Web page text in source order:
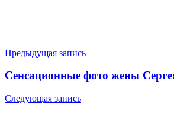
Навигация
по
Предыдущая запись
Сенсационные фото жены
Следующая запись